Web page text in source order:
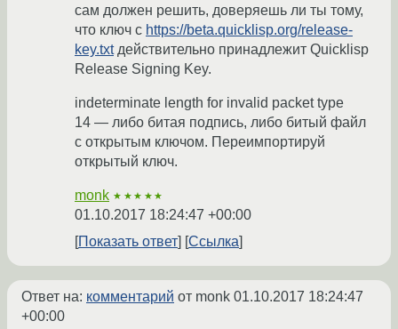
сам должен решить, доверяешь ли ты тому,
что ключ с https://beta.quicklisp.org/release-
key.txtдействительно принадлежит Quicklisp
Release Signing Key.
indeterminate length for invalid packet type
14 — либо битая подпись, либо битый файл
с открытым ключом. Переимпортируй
открытый ключ.
monk ★★★★★
01.10.2017 18:24:47 +00:00
Показать ответ
Ссылка
Ответ на: комментарий от monk 01.10.2017 18:24:47
+00:00